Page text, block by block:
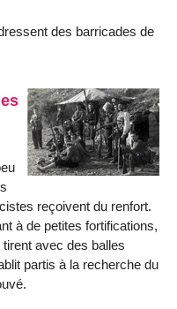
des barricades de
reçoivent du renfort.
à de petites fortifications,
avec des balles
partis à la recherche du